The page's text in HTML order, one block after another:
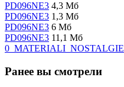
PD096NE3 4,3 Мб
PD096NE3 1,3 Мб
PD096NE3 6 Мб
PD096NE3 11,1 Мб
0_MATERIALI_NOSTALGIE
Ранее вы смотрели